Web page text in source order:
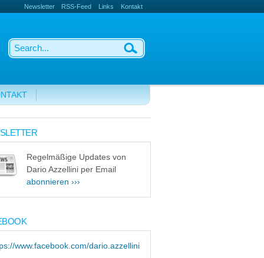
Newsletter RSS-Feed Links Kontakt
Regelmäßige Updates von
Dario Azzellini per Email
abonnieren ›››
www.facebook.com/dario.azzellini